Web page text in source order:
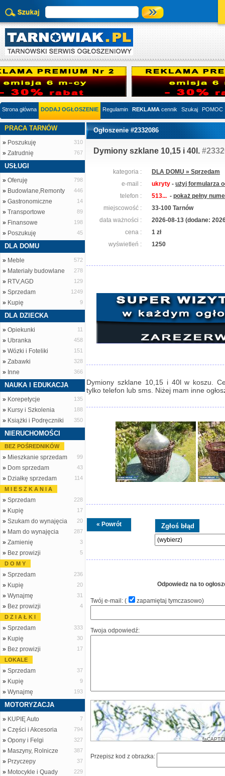
Strona główna DODAJ OGŁOSZENIE Regulamin REKLAMA cennik Szukaj POMOC
PRACA TARNÓW
» Poszukuję 310
» Zatrudnię 767
USŁUGI
» Oferuję 798
» Budowlane,Remonty 446
» Gastronomiczne 14
» Transportowe 89
» Finansowe 198
» Poszukuję 45
DLA DOMU
» Meble 572
» Materiały budowlane 278
» RTV,AGD 129
» Sprzedam 1249
» Kupię 9
DLA DZIECKA
» Opiekunki 11
» Ubranka 458
» Wózki i Foteliki 151
» Zabawki 328
» Inne 366
NAUKA I EDUKACJA
» Korepetycje 135
» Kursy i Szkolenia 188
» Książki i Podręczniki 350
NIERUCHOMOŚCI
BEZ POŚREDNIKÓW
» Mieszkanie sprzedam 99
» Dom sprzedam 43
» Działkę sprzedam
114
M I E S Z K A N I A
» Sprzedam 228
» Kupię 17
» Szukam do wynajęcia 20
» Mam do wynajęcia 287
» Zamienię 3
» Bez prowizji
5
D O M Y
» Sprzedam 236
» Kupię 20
» Wynajmę 31
» Bez prowizji
4
D Z I A Ł K I
» Sprzedam 333
» Kupię 30
» Bez prowizji
17
LOKALE
» Sprzedam 37
» Kupię 9
» Wynajmę 193
MOTORYZACJA
» KUPIĘ Auto 7
» Części i Akcesoria 794
» Opony i Felgi 327
» Maszyny, Rolnicze 387
» Przyczepy 37
» Motocykle i Quady 229
Ogłoszenie #2332086
Dymiony szklane 10,15 i 40l.
kategoria :
DLA DOMU » Sprzedam
e-mail :
ukryty - użyj formularza
telefon :
513... - pokaż pełny
miejscowość :
33-100 Tarnów
data ważności :
2026-08-13 (dodane:
cena :
1 zł
wyświetleń :
1250
Dymiony szklane 10,15 i 40l w koszu.
tylko telefon lub sms. Niżej mam inne
« Powrót
Odpowiedz na to
Twój e-mail: ( zapamiętaj tymczasowo)
Twoja odpowiedź:
Przepisz kod z obrazka: